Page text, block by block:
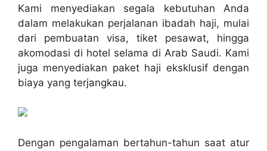
Kami menyediakan segala kebutuhan Anda
dalam melakukan perjalanan ibadah haji, mulai
dari pembuatan visa, tiket pesawat, hingga
akomodasi di hotel selama di Arab Saudi. Kami
juga menyediakan paket haji eksklusif dengan
biaya yang terjangkau.
Dengan pengalaman bertahun-tahun saat atur